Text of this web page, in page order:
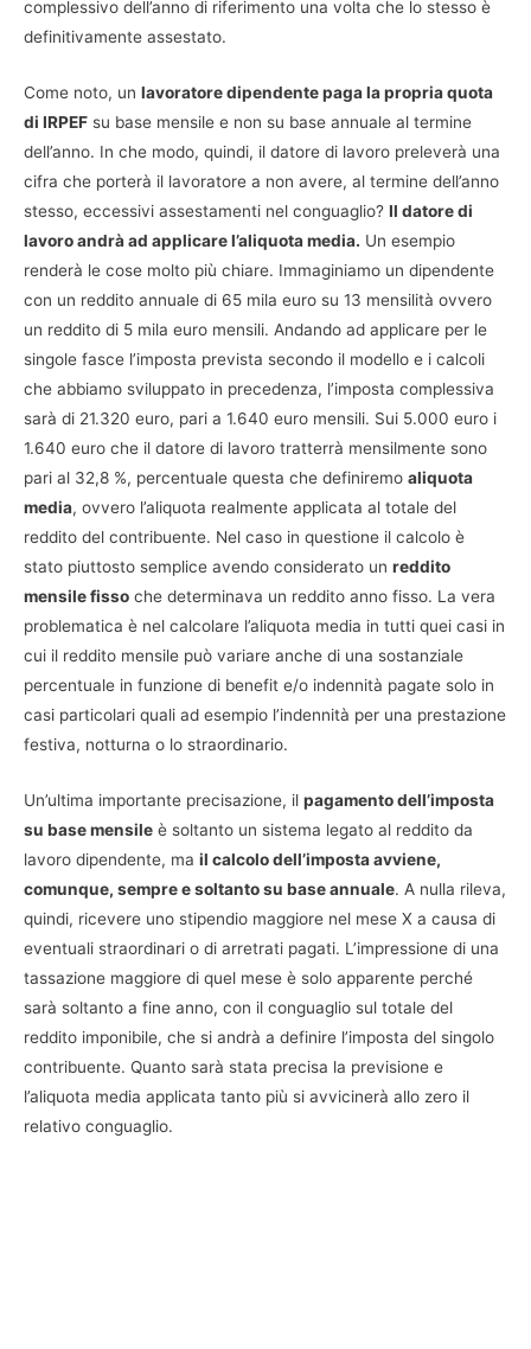
complessivo dell’anno di riferimento una volta che lo stesso è
definitivamente assestato.
Come noto, un lavoratore dipendente paga la propria quota
di IRPEF su base mensile e non su base annuale al termine
dell’anno. In che modo, quindi, il datore di lavoro preleverà una
cifra che porterà il lavoratore a non avere, al termine dell’anno
stesso, eccessivi assestamenti nel conguaglio? Il datore di
lavoro andrà ad applicare l’aliquota media. Un esempio
renderà le cose molto più chiare. Immaginiamo un dipendente
con un reddito annuale di 65 mila euro su 13 mensilità ovvero
un reddito di 5 mila euro mensili. Andando ad applicare per le
singole fasce l’imposta prevista secondo il modello e i calcoli
che abbiamo sviluppato in precedenza, l’imposta complessiva
sarà di 21.320 euro, pari a 1.640 euro mensili. Sui 5.000 euro i
1.640 euro che il datore di lavoro tratterrà mensilmente sono
pari al 32,8 %, percentuale questa che definiremo aliquota
media, ovvero l’aliquota realmente applicata al totale del
reddito del contribuente. Nel caso in questione il calcolo è
stato piuttosto semplice avendo considerato un reddito
mensile fisso che determinava un reddito anno fisso. La vera
problematica è nel calcolare l’aliquota media in tutti quei casi in
cui il reddito mensile può variare anche di una sostanziale
percentuale in funzione di benefit e/o indennità pagate solo in
casi particolari quali ad esempio l’indennità per una prestazione
festiva, notturna o lo straordinario.
Un’ultima importante precisazione, il pagamento dell’imposta
su base mensile è soltanto un sistema legato al reddito da
lavoro dipendente, ma il calcolo dell’imposta avviene,
comunque, sempre e soltanto su base annuale. A nulla rileva,
quindi, ricevere uno stipendio maggiore nel mese X a causa di
eventuali straordinari o di arretrati pagati. L’impressione di una
tassazione maggiore di quel mese è solo apparente perché
sarà soltanto a fine anno, con il conguaglio sul totale del
reddito imponibile, che si andrà a definire l’imposta del singolo
contribuente. Quanto sarà stata precisa la previsione e
l’aliquota media applicata tanto più si avvicinerà allo zero il
relativo conguaglio.